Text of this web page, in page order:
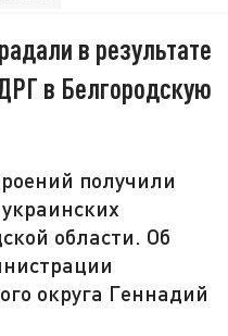
в результате
в Белгородскую
получили
области. Об
округа Геннадий